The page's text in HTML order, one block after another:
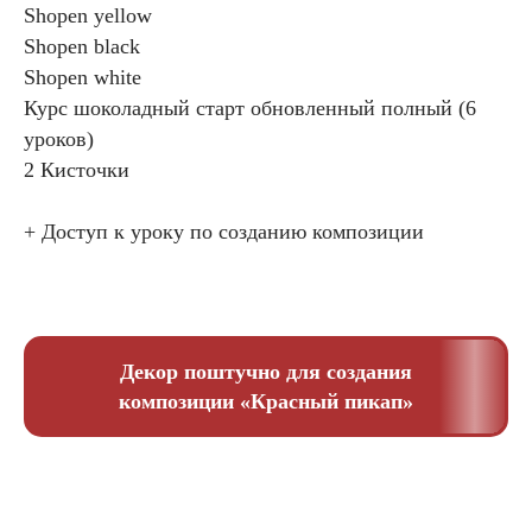
Shopen yellow
Shopen black
Shopen white
Курс шоколадный старт обновленный полный (6
уроков)
2 Кисточки
+ Доступ к уроку по созданию композиции
Декор поштучно для создания
композиции «Красный пикап»